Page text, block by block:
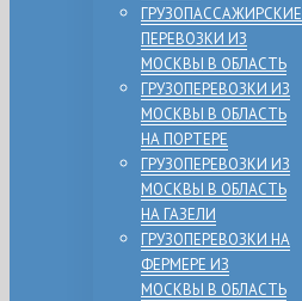
ГРУЗОПАССАЖИРСКИЕ
ПЕРЕВОЗКИ ИЗ
МОСКВЫ В ОБЛАСТЬ
ГРУЗОПЕРЕВОЗКИ ИЗ
МОСКВЫ В ОБЛАСТЬ
НА ПОРТЕРЕ
ГРУЗОПЕРЕВОЗКИ ИЗ
МОСКВЫ В ОБЛАСТЬ
НА ГАЗЕЛИ
ГРУЗОПЕРЕВОЗКИ НА
ФЕРМЕРЕ ИЗ
МОСКВЫ В ОБЛАСТЬ